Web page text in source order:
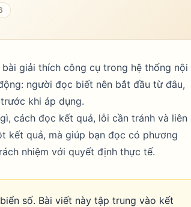
bài giải thích công cụ trong hệ thống nội
người đọc biết nên bắt đầu từ đâu,
khi áp dụng.
cách đọc kết quả, lỗi cần tránh và liên
kết quả, mà giúp bạn đọc có phương
nhiệm với quyết định thực tế.
số. Bài viết này tập trung vào kết